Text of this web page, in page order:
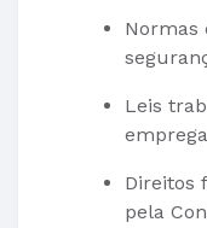
Normas
Leis
Direitos
pela